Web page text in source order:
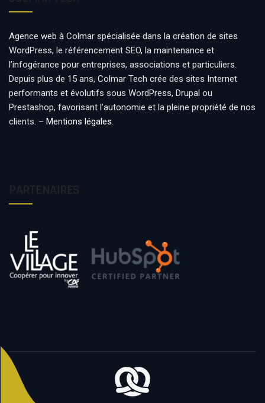
Agence web à Colmar spécialisée dans la création de sites
WordPress, le référencement SEO, la maintenance et
l’infogérance pour entreprises, associations et particuliers.
Depuis plus de 15 ans, Colmar Tech crée des sites Internet
performants et évolutifs sous WordPress, Drupal ou
Prestashop, favorisant l’autonomie et la pleine propriété de nos
clients. – Mentions légales.